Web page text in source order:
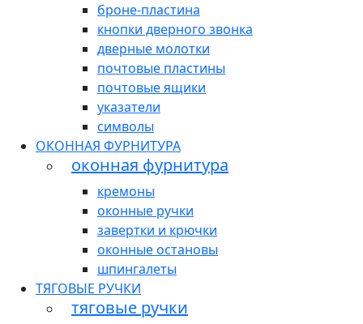
броне-пластина
кнопки дверного звонка
дверные молотки
почтовые пластины
почтовые ящики
указатели
символы
ОКОННАЯ ФУРНИТУРА
оконная фурнитура
кремоны
оконные ручки
завертки и крючки
оконные остановы
шпингалеты
ТЯГОВЫЕ РУЧКИ
тяговые ручки